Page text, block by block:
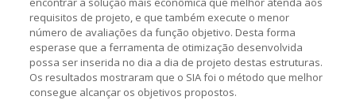
requisitos de projeto, e que também execute o menor
número de avaliações da função objetivo. Desta forma
esperase que a ferramenta de otimização desenvolvida
possa ser inserida no dia a dia de projeto destas estruturas.
Os resultados mostraram que o SIA foi o método que melhor
consegue alcançar os objetivos propostos.